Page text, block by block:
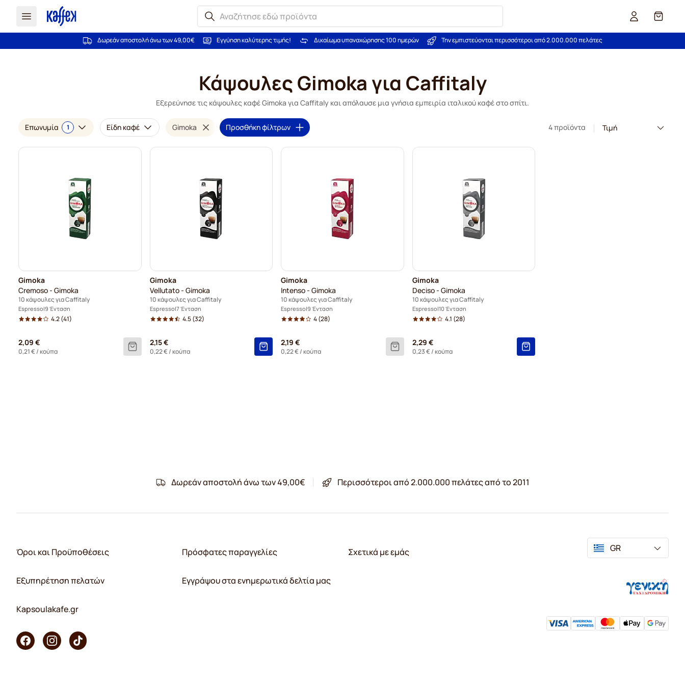
Καλάθι
Δωρεάν αποστολή άνω των 49,00€ Εγγύηση καλύτερης τιμής! Δικαίωμα υπαναχώρησης 100 ημερών Την εμπιστεύονται περισσότεροι από 2.000.000 πελάτες
Κάψουλες Gimoka για Caffitaly
Εξερεύνησε τις κάψουλες καφέ Gimoka για Caffitaly και απόλαυσε μια γνήσια εμπειρία ιταλικού καφέ στο σπίτι.
Επωνυμία 1 Είδη καφέ Gimoka Προσθήκη φίλτρων 4 προϊόντα
Gimoka
Cremoso - Gimoka
10 κάψουλες για Caffitaly
Espresso 9 Ένταση
4.2(41)
2,09 €
0,21 €/ κούπα
Gimoka
Vellutato - Gimoka
10 κάψουλες για Caffitaly
Espresso 7 Ένταση
4.5(32)
2,15 €
0,22 €/ κούπα
Gimoka
Intenso - Gimoka
10 κάψουλες για Caffitaly
Espresso 9 Ένταση
4(28)
2,19 €
0,22 €/ κούπα
Gimoka
Deciso - Gimoka
10 κάψουλες για Caffitaly
Espresso 10 Ένταση
4.1 (28)
2,29 €
0,23 €/ κούπα
Δωρεάν αποστολή άνω των 49,00€ Περισσότεροι από 2.000.000 πελάτες από το 2011
Όροι και Προϋποθέσεις
Εξυπηρέτηση πελατών
Kapsoulakafe.gr
Πρόσφατες παραγγελίες
Εγγράψου στα ενημερωτικά δελτία μας
Σχετικά με εμάς GR